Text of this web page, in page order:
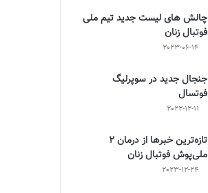
چالش هاى ليست جدید تيم ملى
فوتبال زنان
2023-06-14
جنجال جدید در سوپرلیگ
فوتسال
2022-12-11
تازه‌ترین خبرها از درمان ۲
ملی‌پوش فوتبال زنان
2023-12-24